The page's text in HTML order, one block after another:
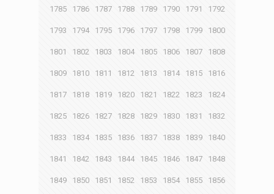
1785 1786 1787 1788 1789 1790 1791 1792
1793 1794 1795 1796 1797 1798 1799 1800
1801 1802 1803 1804 1805 1806 1807 1808
1809 1810 1811 1812 1813 1814 1815 1816
1817 1818 1819 1820 1821 1822 1823 1824
1825 1826 1827 1828 1829 1830 1831 1832
1833 1834 1835 1836 1837 1838 1839 1840
1841 1842 1843 1844 1845 1846 1847 1848
1849 1850 1851 1852 1853 1854 1855 1856